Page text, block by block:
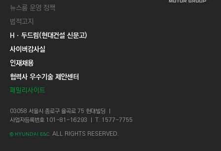
뉴스룸 운영 정책
법적고지
Hㆍ두드림(현대건설 신문고)
사이버감사실
인재채용
협력사 우수기술 제안센터
패밀리사이트
03058 서울시 종로구 율곡로 75 현대빌딩 ㅣ
사업자등록번호 101-81-16293 ㅣ T. 1577-7755
© HYUNDAI E&C. ALL RIGHTS RESERVED.